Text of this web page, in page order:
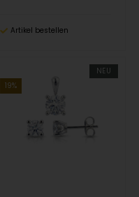
Artikel bestellen
NEU
19%